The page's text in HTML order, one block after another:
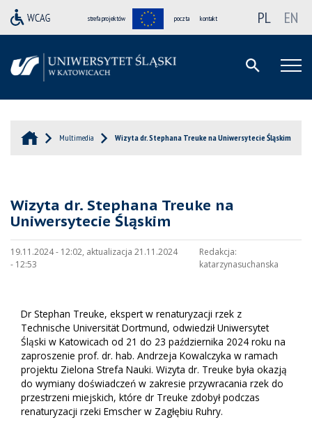
strefa projektów poczta kontakt PL EN
Multimedia Wizyta dr. Stephana Treuke na Uniwersytecie Śląskim
Wizyta dr. Stephana Treuke na
Uniwersytecie Śląskim
19.11.2024 - 12:02, aktualizacja 21.11.2024
- 12:53
Redakcja:
katarzynasuchanska
Dr Stephan Treuke, ekspert w renaturyzacji rzek z
Technische Universität Dortmund, odwiedził Uniwersytet
Śląski w Katowicach od 21 do 23 października 2024 roku na
zaproszenie prof. dr. hab. Andrzeja Kowalczyka w ramach
projektu Zielona Strefa Nauki. Wizyta dr. Treuke była okazją
do wymiany doświadczeń w zakresie przywracania rzek do
przestrzeni miejskich, które dr Treuke zdobył podczas
renaturyzacji rzeki Emscher w Zagłębiu Ruhry.